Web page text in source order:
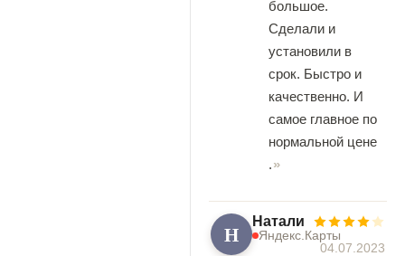
большое.
Сделали и
установили в
срок. Быстро и
качественно. И
самое главное по
нормальной цене
.
Н Натали
Яндекс.Карты
04.07.2023